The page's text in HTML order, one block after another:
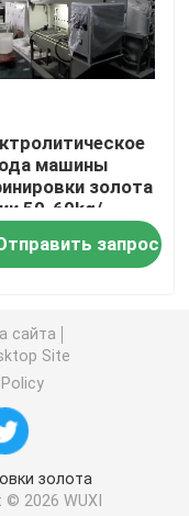
газа
золота
машины
золота
50-60kg/
запрос
сайта
Site
золота
2026 WUXI